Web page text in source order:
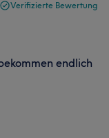
Verifizierte Bewertung
endlich